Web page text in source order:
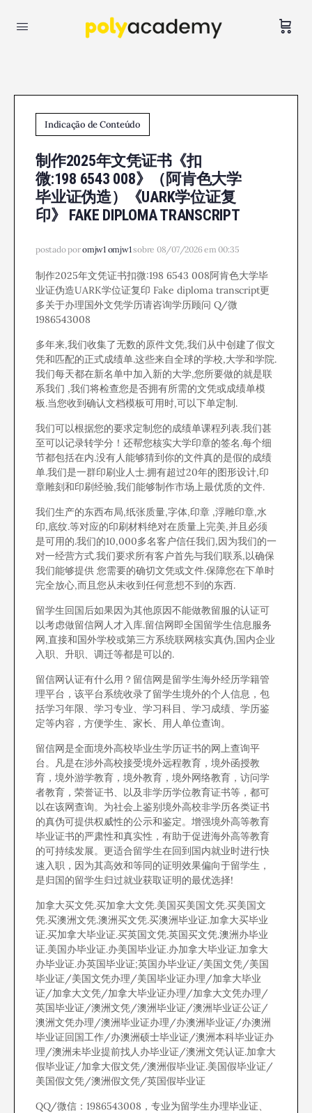
Indicação de Conteúdo
制作2025年文凭证书《扣
微:198 6543 008》（阿肯色大学
毕业证伪造）《UARK学位证复
印》 FAKE DIPLOMA TRANSCRIPT
postado poromjw1 omjw1sobre 08/07/2026 em 00:35
制作2025年文凭证书扣微:198 6543 008阿肯色大学毕
业证伪造UARK学位证复印 Fake diploma transcript更
多关于办理国外文凭学历请咨询学历顾问 Q/微
1986543008
多年来,我们收集了无数的原件文凭,我们从中创建了假文
凭和匹配的正式成绩单.这些来自全球的学校,大学和学院.
我们每天都在新名单中加入新的大学,您所要做的就是联
系我们 ,我们将检查您是否拥有所需的文凭或成绩单模
板.当您收到确认文档模板可用时,可以下单定制.
我们可以根据您的要求定制您的成绩单课程列表.我们甚
至可以记录转学分！还帮您核实大学印章的签名.每个细
节都包括在内.没有人能够猜到你的文件真的是假的成绩
单.我们是一群印刷业人士.拥有超过20年的图形设计,印
章雕刻和印刷经验,我们能够制作市场上最优质的文件.
我们生产的东西布局,纸张质量,字体,印章 ,浮雕印章,水
印,底纹.等对应的印刷材料绝对在质量上完美,并且必须
是可用的.我们的10,000多名客户信任我们,因为我们的一
对一经营方式.我们要求所有客户首先与我们联系,以确保
我们能够提供 您需要的确切文凭或文件.保障您在下单时
完全放心,而且您从未收到任何意想不到的东西.
留学生回国后如果因为其他原因不能做教留服的认证可
以考虑做留信网人才入库.留信网即全国留学生信息服务
网,直接和国外学校或第三方系统联网核实真伪,国内企业
入职、升职、调迁等都是可以的.
留信网认证有什么用？留信网是留学生海外经历学籍管
理平台，该平台系统收录了留学生境外的个人信息，包
括学习年限、学习专业、学习科目、学习成绩、学历鉴
定等内容，方便学生、家长、用人单位查询。
留信网是全面境外高校毕业生学历证书的网上查询平
台。凡是在涉外高校接受境外远程教育，境外函授教
育，境外游学教育，境外教育，境外网络教育，访问学
者教育，荣誉证书、以及非学历学位教育证书等，都可
以在该网查询。为社会上鉴别境外高校非学历各类证书
的真伪可提供权威性的公示和鉴定。增强境外高等教育
毕业证书的严肃性和真实性，有助于促进海外高等教育
的可持续发展。更适合留学生在回到国内就业时进行快
速入职，因为其高效和等同的证明效果偏向于留学生，
是归国的留学生归过就业获取证明的最优选择!
加拿大买文凭.买加拿大文凭.美国买美国文凭.买美国文
凭.买澳洲文凭.澳洲买文凭.买澳洲毕业证.加拿大买毕业
证.买加拿大毕业证.买英国文凭.英国买文凭.澳洲办毕业
证.美国办毕业证.办美国毕业证.办加拿大毕业证.加拿大
办毕业证.办英国毕业证;英国办毕业证/美国文凭/美国
毕业证/美国文凭办理/美国毕业证办理/加拿大毕业
证/加拿大文凭/加拿大毕业证办理/加拿大文凭办理/
英国毕业证/澳洲文凭/澳洲毕业证/澳洲毕业证公证/
澳洲文凭办理/澳洲毕业证办理/办澳洲毕业证/办澳洲
毕业证回国工作/办澳洲硕士毕业证/澳洲本科毕业证办
理/澳洲未毕业提前找人办毕业证/澳洲文凭认证.加拿大
假毕业证/加拿大假文凭/澳洲假毕业证.美国假毕业证/
美国假文凭/澳洲假文凭/英国假毕业证
QQ/微信：1986543008，专业为留学生办理毕业证、